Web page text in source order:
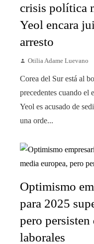
crisis política
Yeol encara
arresto
Otilia Adame Luevano
Corea del Sur está al
precedentes cuando el
Yeol es acusado de
una orde...
Optimismo
para 2025
pero persisten
laborales